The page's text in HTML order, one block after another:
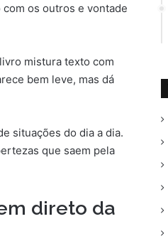
os outros e vontade
mistura texto com
bem leve, mas dá
situações do dia a dia.
que saem pela
direto da